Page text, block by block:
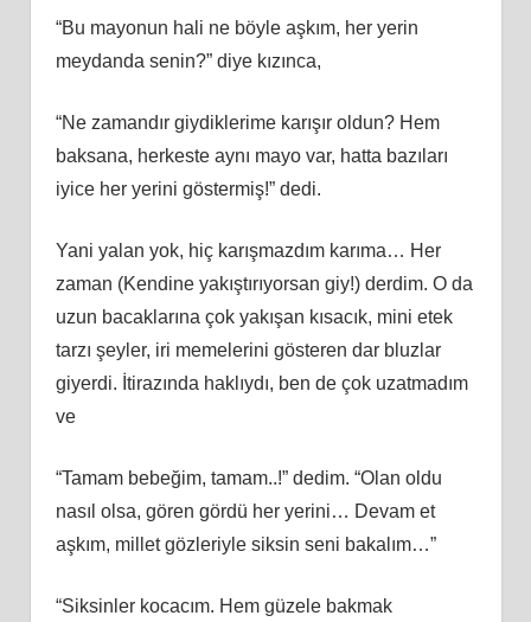
“Bu mayonun hali ne böyle aşkım, her yerin
meydanda senin?” diye kızınca,
“Ne zamandır giydiklerime karışır oldun? Hem
baksana, herkeste aynı mayo var, hatta bazıları
iyice her yerini göstermiş!” dedi.
Yani yalan yok, hiç karışmazdım karıma… Her
zaman (Kendine yakıştırıyorsan giy!) derdim. O da
uzun bacaklarına çok yakışan kısacık, mini etek
tarzı şeyler, iri memelerini gösteren dar bluzlar
giyerdi. İtirazında haklıydı, ben de çok uzatmadım
ve
“Tamam bebeğim, tamam..!” dedim. “Olan oldu
nasıl olsa, gören gördü her yerini… Devam et
aşkım, millet gözleriyle siksin seni bakalım…”
“Siksinler kocacım. Hem güzele bakmak